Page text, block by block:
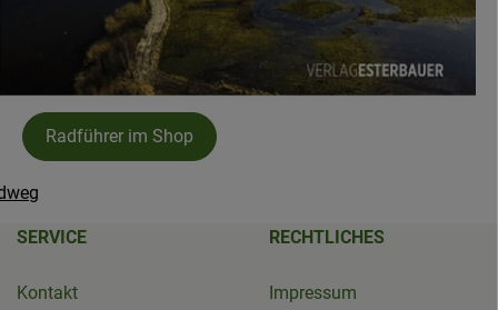
Radführer im Shop
SERVICE
Kontakt
RECHTLICHES
Impressum